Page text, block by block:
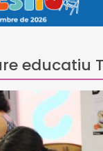
educatiu